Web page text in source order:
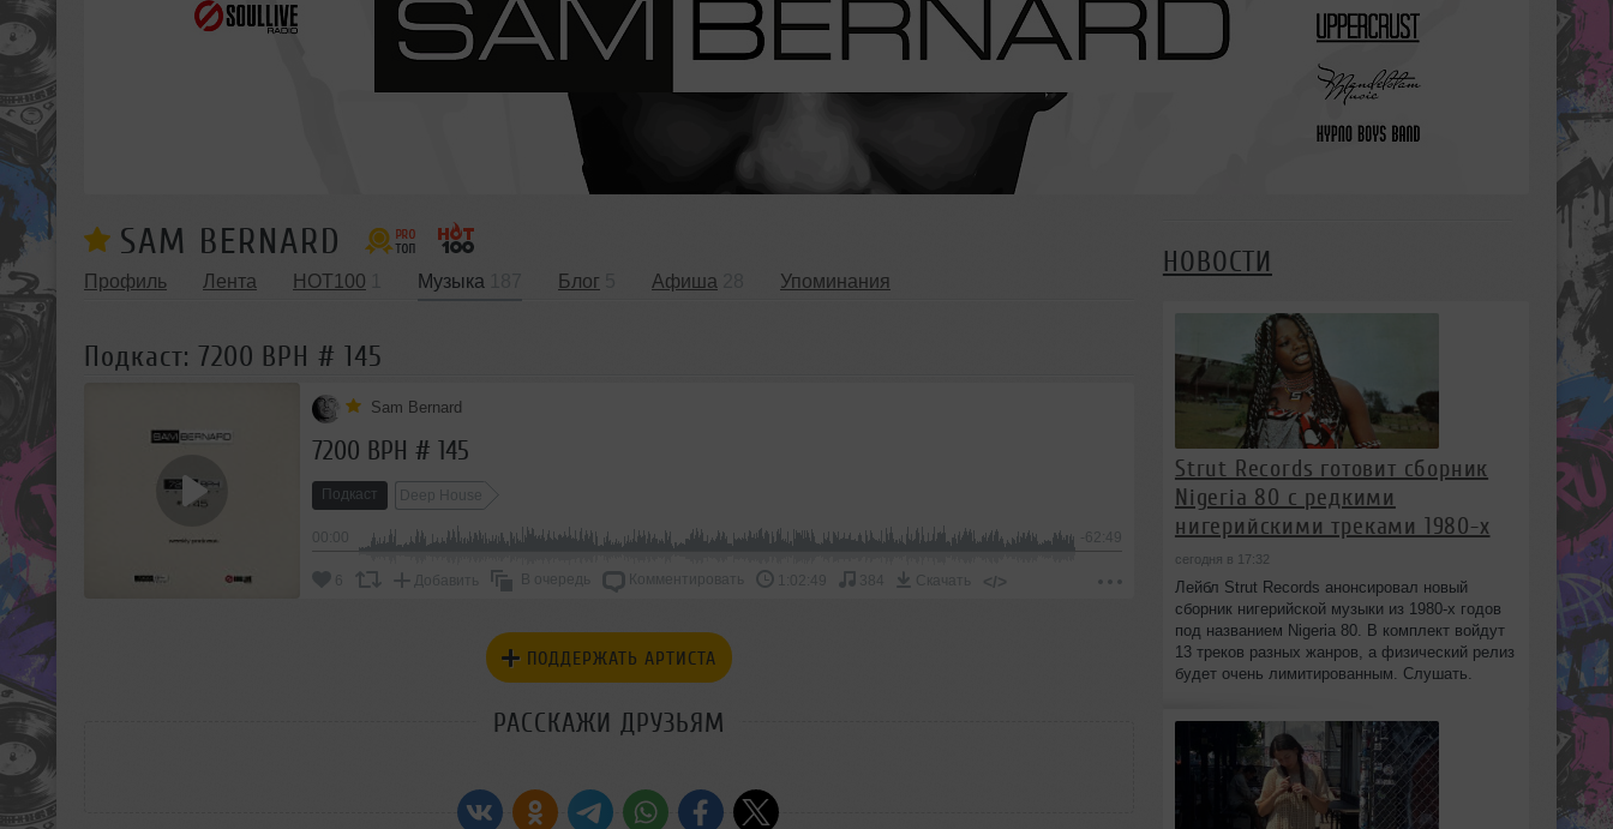
SAM BERNARD
Профиль Лента HOT100 Музыка Блог Афиша Упоминания
Подкаст: 7200 BPH # 145
Sam Bernard
7200 BPH # 145
Подкаст Deep House
-62:49
6 Добавить В очередь Комментировать 1:02:49 384 Скачать </>
ПОДДЕРЖАТЬ АРТИСТА
РАССКАЖИ ДРУЗЬЯМ
НОВОСТИ
Strut Records готовит сборник
Nigeria 80 с редкими
нигерийскими треками 1980-х
сегодня в 17:32
Лейбл Strut Records анонсировал новый
сборник нигерийской музыки из 1980-х годов
под названием Nigeria 80. В комплект войдут
13 треков разных жанров, а физический релиз
будет очень лимитированным. Слушать.